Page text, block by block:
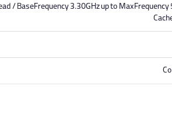
/ BaseFrequency 3.30GHz up to MaxFrequency